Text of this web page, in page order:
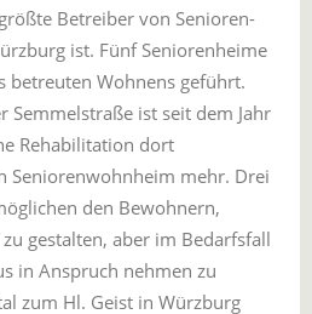
Betreiber von Senioren-
ist. Fünf Seniorenheime
betreuten Wohnens geführt.
Semmelstraße ist seit dem Jahr
Rehabilitation dort
Seniorenwohnheim mehr. Drei
den Bewohnern,
gestalten, aber im Bedarfsfall
in Anspruch nehmen zu
zum Hl. Geist in Würzburg